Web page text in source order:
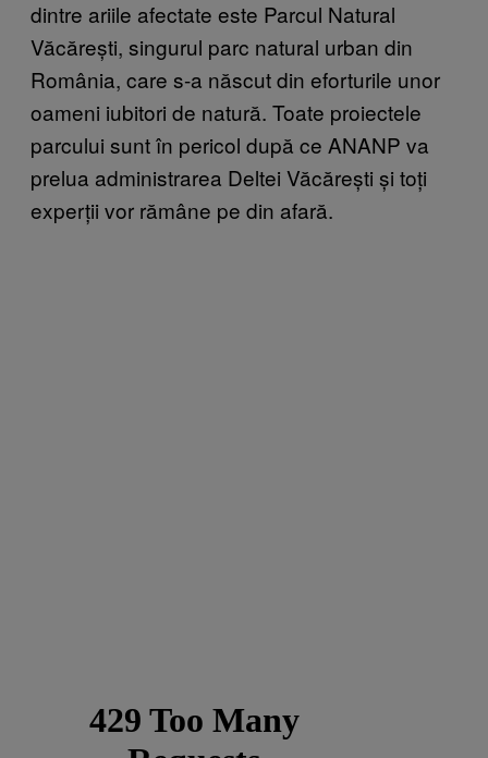
dintre ariile afectate este Parcul Natural
Văcărești, singurul parc natural urban din
România, care s-a născut din eforturile unor
oameni iubitori de natură. Toate proiectele
parcului sunt în pericol după ce ANANP va
prelua administrarea Deltei Văcărești și toți
experții vor rămâne pe din afară.